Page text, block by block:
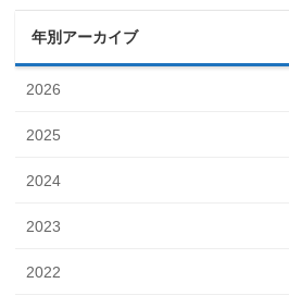
年別アーカイブ
2026
2025
2024
2023
2022